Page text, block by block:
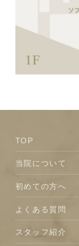
TOP
当院について
初めての⽅へ
よくある質問
スタッフ紹介